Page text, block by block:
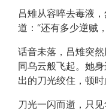
吕雉从容啐去毒液
道：“还有多少逆贼
话音未落，吕雉突
同乌云般飞起。她
出的刀光绞住，顿时
刀光一闪而逝，只